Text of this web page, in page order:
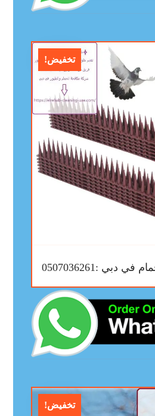
تخفيض!
:0507036261
تخفيض!